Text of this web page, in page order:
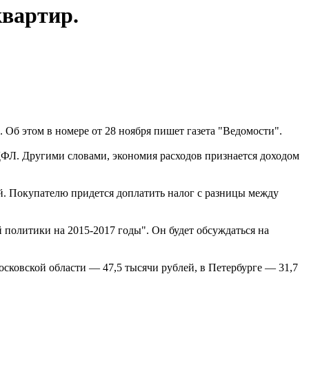
этом в номере от 28 ноября пишет газета "Ведомости".
Другими словами, экономия расходов признается доходом
Покупателю придется доплатить налог с разницы между
на 2015-2017 годы". Он будет обсуждаться на
области — 47,5 тысячи рублей, в Петербурге — 31,7